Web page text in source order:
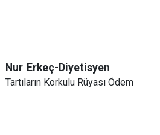
Nur Erkeç-Diyetisyen
Tartıların Korkulu Rüyası Ödem